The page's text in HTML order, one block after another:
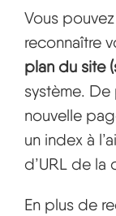
Vous
reconnaître
plan du site
système.
nouvelle
un index à
d’URL de la
En plus de